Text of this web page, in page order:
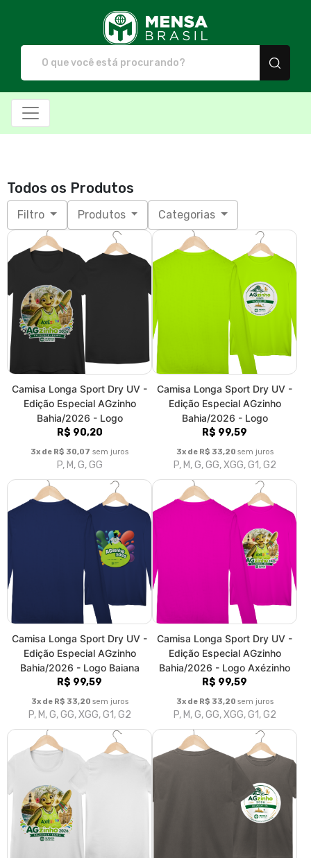
Todos os Produtos
Filtro Produtos Categorias
Camisa Longa Sport Dry UV -
Edição Especial AGzinho
Bahia/2026 - Logo
R$ 90,20
3x de R$ 30,07 sem juros
P, M, G, GG
Camisa Longa Sport Dry UV -
Edição Especial AGzinho
Bahia/2026 - Logo
R$ 99,59
3x de R$ 33,20 sem juros
P, M, G, GG, XGG, G1, G2
Camisa Longa Sport Dry UV -
Edição Especial AGzinho
Bahia/2026 - Logo Baiana
R$ 99,59
3x de R$ 33,20 sem juros
P, M, G, GG, XGG, G1, G2
Camisa Longa Sport Dry UV -
Edição Especial AGzinho
Bahia/2026 - Logo Axézinho
R$ 99,59
3x de R$ 33,20 sem juros
P, M, G, GG, XGG, G1, G2